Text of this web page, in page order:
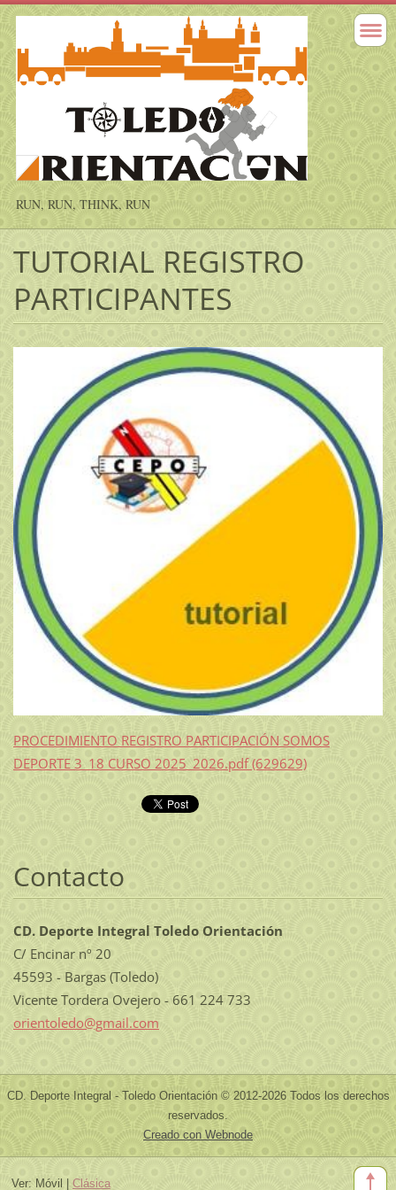
RUN, RUN, THINK, RUN
TUTORIAL REGISTRO
PARTICIPANTES
PROCEDIMIENTO REGISTRO PARTICIPACIÓN SOMOS
DEPORTE 3_18 CURSO 2025_2026.pdf (629629)
Contacto
CD. Deporte Integral Toledo Orientación
C/ Encinar nº 20
45593 - Bargas (Toledo)
Vicente Tordera Ovejero - 661 224 733
orientoledo@gmail.com
CD. Deporte Integral - Toledo Orientación © 2012-2026 Todos los derechos
reservados.
Creado con Webnode
Ver: Móvil Clásica